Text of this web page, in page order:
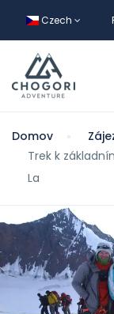
Czech
Domov
Trek k
La